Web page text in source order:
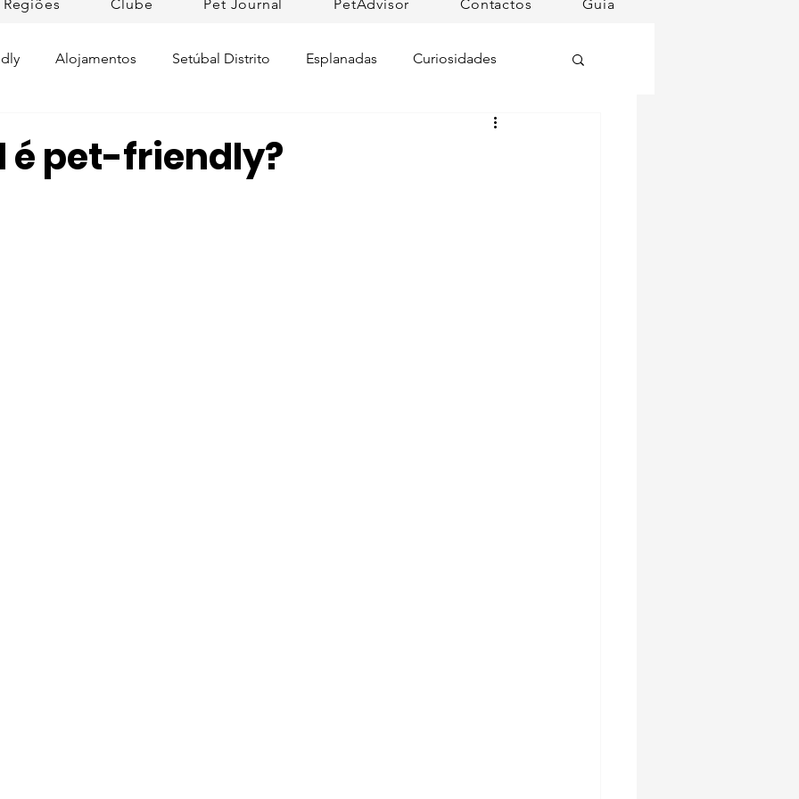
Regiões Clube Pet Journal PetAdvisor Contactos Guia
Alojamentos Setúbal Distrito Esplanadas Curiosidades
é pet-friendly?